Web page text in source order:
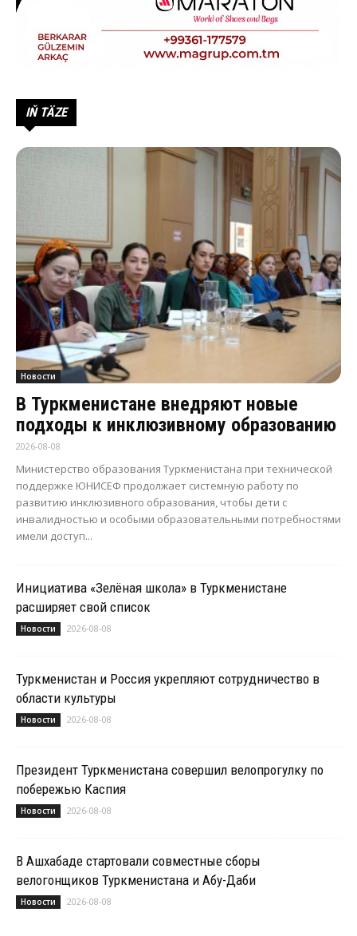
IŇ TÄZE
Новости
В Туркменистане внедряют новые
подходы к инклюзивному образованию
2026-08-08
Министерство образования Туркменистана при технической
поддержке ЮНИСЕФ продолжает системную работу по
развитию инклюзивного образования, чтобы дети с
инвалидностью и особыми образовательными потребностями
имели доступ...
Инициатива «Зелёная школа» в Туркменистане
расширяет свой список
Новости 2026-08-08
Туркменистан и Россия укрепляют сотрудничество в
области культуры
Новости 2026-08-08
Президент Туркменистана совершил велопрогулку по
побережью Каспия
Новости 2026-08-08
В Ашхабаде стартовали совместные сборы
велогонщиков Туркменистана и Абу-Даби
Новости 2026-08-08